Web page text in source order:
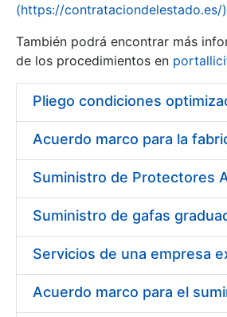
Erakutsi/Ezkutatu
(https://contrataciondelestado.es/)
También podrá encontrar más
de los procedimientos en